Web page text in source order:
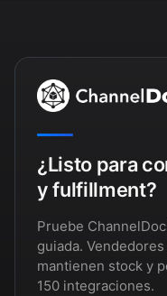
¿Listo para
y fulfillment?
Pruebe
guiada.
mantienen stock y
150 integraciones.